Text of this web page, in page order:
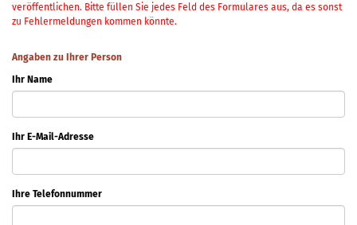
veröffentlichen. Bitte füllen Sie jedes Feld des Formulares aus, da es sonst
zu Fehlermeldungen kommen könnte.
Angaben zu Ihrer Person
Ihr Name
Ihr E-Mail-Adresse
Ihre Telefonnummer